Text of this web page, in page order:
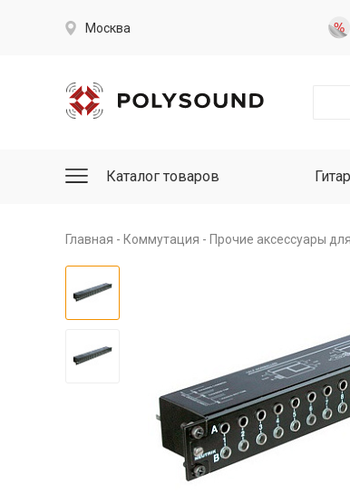
Москва
Каталог товаров
Главная Коммутация Прочие аксессуары